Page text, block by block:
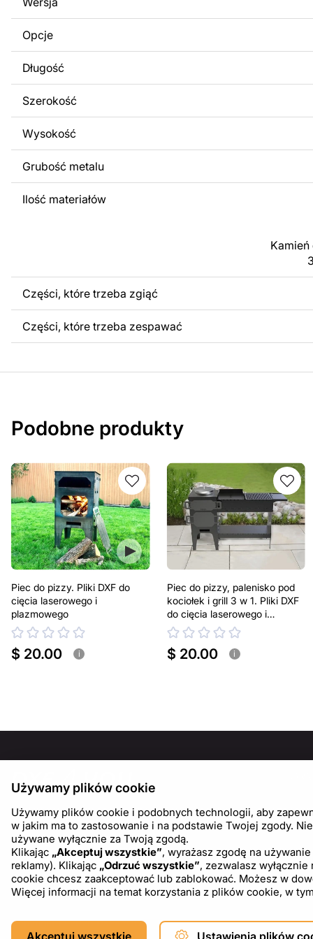
odsprzedaż lub udostępnianie oryginalnych bądź
surowo zabronione.
Za dodatkową opłatą możemy dostosować projekt
obrazów lub logo Twojej firmy albo wprowadzenie
Twoich potrzeb. Jeśli potrzebujesz indywidualnego
produktu, skontaktuj się z nami.
Jeśli masz jakiekolwiek pytania lub potrzebujesz pomocy,
w dowolnym momencie – zawsze chętnie pomożemy.
Opcje
Długość
Szerokość
Wysokość
Grubość metalu
Ilość materiałów
Kamień
Części, które trzeba zgiąć
Części, które trzeba zespawać
Podobne produkty
Piec do pizzy. Pliki DXF do
cięcia laserowego i
plazmowego
$ 20.00 i
Piec do pizzy, palenisko pod
kociołek i grill 3 w 1. Pliki DXF
do cięcia laserowego i
plazmowego
$ 20.00 i
Blog
Copyright © 2026 DXF4YOU.
Używamy plików cookie
Używamy plików cookie i podobnych technologii, aby
w jakim ma to zastosowanie i na podstawie Twojej zgody.
używane wyłącznie za Twoją zgodą.
Klikając „Akceptuj wszystkie”, wyrażasz zgodę na
reklamy). Klikając „Odrzuć wszystkie”, zezwalasz
cookie chcesz zaakceptować lub zablokować. Możesz w
Więcej informacji na temat korzystania z plików cookie, w
Akceptuj wszystkie Ustawienia plików